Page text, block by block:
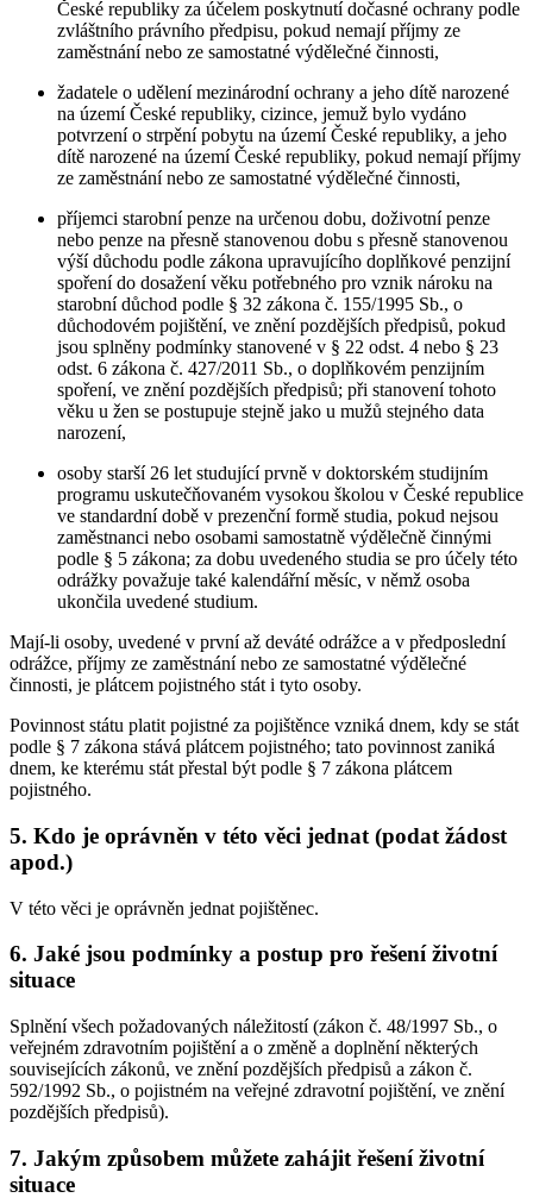
České republiky za účelem poskytnutí dočasné ochrany podle
zvláštního právního předpisu, pokud nemají příjmy ze
zaměstnání nebo ze samostatné výdělečné činnosti,
žadatele o udělení mezinárodní ochrany a jeho dítě narozené
na území České republiky, cizince, jemuž bylo vydáno
potvrzení o strpění pobytu na území České republiky, a jeho
dítě narozené na území České republiky, pokud nemají příjmy
ze zaměstnání nebo ze samostatné výdělečné činnosti,
příjemci starobní penze na určenou dobu, doživotní penze
nebo penze na přesně stanovenou dobu s přesně stanovenou
výší důchodu podle zákona upravujícího doplňkové penzijní
spoření do dosažení věku potřebného pro vznik nároku na
starobní důchod podle § 32 zákona č. 155/1995 Sb., o
důchodovém pojištění, ve znění pozdějších předpisů, pokud
jsou splněny podmínky stanovené v § 22 odst. 4 nebo § 23
odst. 6 zákona č. 427/2011 Sb., o doplňkovém penzijním
spoření, ve znění pozdějších předpisů; při stanovení tohoto
věku u žen se postupuje stejně jako u mužů stejného data
narození,
osoby starší 26 let studující prvně v doktorském studijním
programu uskutečňovaném vysokou školou v České republice
ve standardní době v prezenční formě studia, pokud nejsou
zaměstnanci nebo osobami samostatně výdělečně činnými
podle § 5 zákona; za dobu uvedeného studia se pro účely této
odrážky považuje také kalendářní měsíc, v němž osoba
ukončila uvedené studium.
Mají-li osoby, uvedené v první až deváté odrážce a v předposlední
odrážce, příjmy ze zaměstnání nebo ze samostatné výdělečné
činnosti, je plátcem pojistného stát i tyto osoby.
Povinnost státu platit pojistné za pojištěnce vzniká dnem, kdy se stát
podle § 7 zákona stává plátcem pojistného; tato povinnost zaniká
dnem, ke kterému stát přestal být podle § 7 zákona plátcem
pojistného.
5. Kdo je oprávněn v této věci jednat (podat žádost
apod.)
V této věci je oprávněn jednat pojištěnec.
6. Jaké jsou podmínky a postup pro řešení životní
situace
Splnění všech požadovaných náležitostí (zákon č. 48/1997 Sb., o
veřejném zdravotním pojištění a o změně a doplnění některých
souvisejících zákonů, ve znění pozdějších předpisů a zákon č.
592/1992 Sb., o pojistném na veřejné zdravotní pojištění, ve znění
pozdějších předpisů).
7. Jakým způsobem můžete zahájit řešení životní
situace